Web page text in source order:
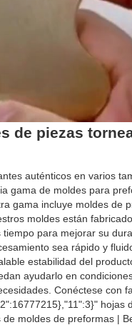
de piezas
auténticos en varios
gama de moldes para
gama incluye moldes de
moldes están
para mejorar su
sea rápido y
estabilidad del
ayudarlo en
Conéctese con
hojas
moldes de preformas |